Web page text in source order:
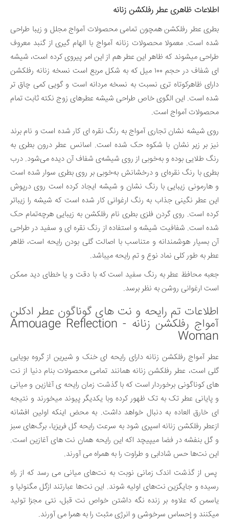
اطلاعات ظاهری عطر رفلکشن زنانه
بطری عطر رفلکشن همچون تمامی محصولات آمواج مجلل و زیبا طراحی
شده است. معمولا محصولات زنانه آمواج با الهام گیری از گنبد معروف
طراحی میشوند که ظاهر این عطر هم از این امر پیروی کرده است، شیشه
ای شفاف در حجم ۱۰۰ میل که به شکل مربع است نسخه زنانه رفلکشن
دارای ظاهرکوتاه تری نسبت به نسخه مردانه است و گویی کمی چاق تر
شده است. این الگوی خاص طراحی شیشه عطرهای زوج نکته ثابت تمام
محصولات آمواج است.
روی شیشه نشان تجاری آمواج به رنگ نقره ای کار شده است و نام برند
نیز بر زیر نشان با شکوه حک شده است. اسانس عطر درون بطری به
رنگ طلایی بوده و به‌خوبی از روی شیشه‌ی شفاف آن دیده می‌شود. درب
بطری با رنگ نقره‌ای و درخشانش به‌خوبی بر روی بطری سوار شده است
و هارمونی زیبایی با رنگ نشان و شیشه ایجاد کرده است روی درپوش
این عطر نگینی جذاب به رنگ ارغوانی کار شده است که شیشه را زیباتر
کرده است. روی گردن فلزی بطری نام رفلکشن به زیبایی هرچه‌تمام‌ حک
شده است. شفافیت شیشه ‌و استفاده از رنگ نقره ای و سفید در طراحی
آن بسیار هوشمندانه و متناسب با اصالت گلی بودن رایحه است، ظاهر
عطر به طور کلی نماد نوع و تم رایحه میباشد.
جعبه محافظ عطر به رنگ سفید است که با دقت و یا خطای دید ممکن
است ارغوانی روشن به نظر برسد.
اطلاعات تم رایحه و نت های گوناگون عطر ادکلن
آمواج رفلکشن زنانه - Amouage Reflection
Woman
عطر آمواج رفلکشن زنانه دارای رایحه ای خنک و شیرین از گروه بویایی
گلی است، عطر رفلکشن زنانه همانند تمامی محصولات بنام دنیا از نت
های کوناگونی برخوردار است که با گذشت زمان رایحه ی آغازین و میانی
و پایانی عطر تک به تک ظهور کرده وبا یکدیگر پیوند میخورند و نتیجه
ای خارق العاده به دنبال خواهد داشت. به محض اینکه اولین افشانه
ازعطر رفلکشن زنانه اسپری شود به سرعت رایحه گل فریزیا، برگ‌های سبز
و گل بنفشه در فضا میپیچد اکه این رایحه همان نت های آغازین است.
این نت‌ها حس شادابی و طراوت را به همراه می آورند.
پس از گذشت اندک زمانی نوبت به نت‌های میانی می رسد که از راه
رسیده و جایگزین نت‌های اولیه شوند. این نت‌ها عبارتند ازگل مگنولیا و
یاسمن که علاوه بر زنده نگه داشتن خواص نت قبل، نتی مجزا تولید
میکنند و إحساس سرخوشی و انرژی مثبت را به همرا می آورند.